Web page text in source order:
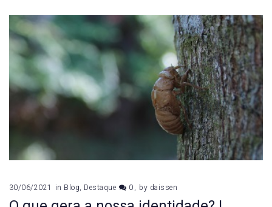
30/06/2021 in Blog Destaque 0 by daissen